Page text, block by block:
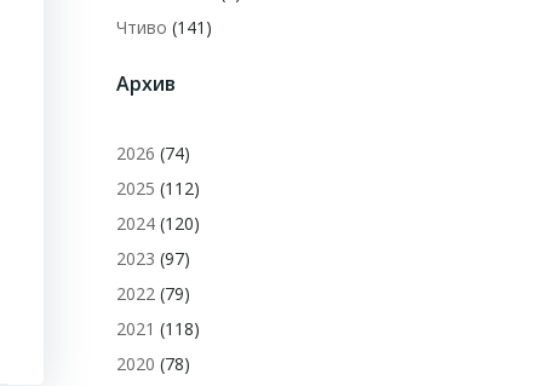
Чтиво (141)
Архив
2026 (74)
2025 (112)
2024 (120)
2023 (97)
2022 (79)
2021 (118)
2020 (78)